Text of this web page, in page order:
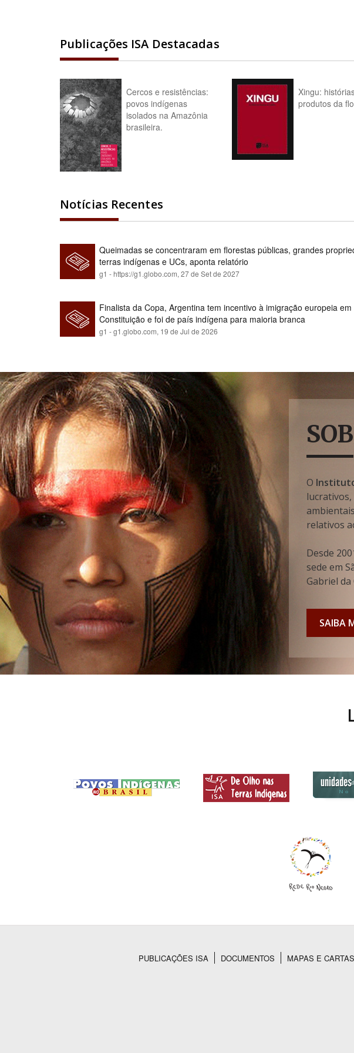
Publicações ISA Destacadas
Cercos e resistências:
povos indígenas
isolados na Amazônia
brasileira.
Xingu:
produtos da
Notícias Recentes
Queimadas se concentraram em florestas públicas, grandes
terras indígenas e UCs, aponta relatório
g1 - https://g1.globo.com, 27 de Set de 2027
Finalista da Copa, Argentina tem incentivo à imigração europeia em
Constituição e foi de país indígena para maioria branca
g1 - g1.globo.com, 19 de Jul de 2026
O
relativos
Desde
sede em
Gabriel da
SAIBA
PUBLICAÇÕES ISA DOCUMENTOS MAPAS E